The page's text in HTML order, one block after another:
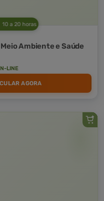
10 a 20 horas
Ambiente e Saúde
LINE
AGORA